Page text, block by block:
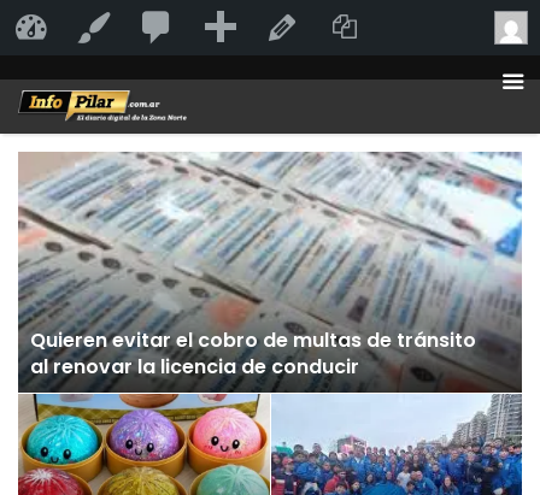
Quieren evitar el cobro de multas de tránsito
al renovar la licencia de conducir
InfoPilar Personalizar
moderación
Añadir Duplicate